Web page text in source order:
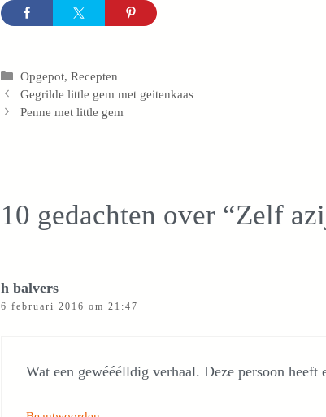
Categorieën
Opgepot,Recepten
Gegrilde little gem met geitenkaas
Penne met little gem
10 gedachten over “Zelf
h balvers
6 februari 2016 om 21:47
Wat een gewééélldig verhaal. Deze persoon